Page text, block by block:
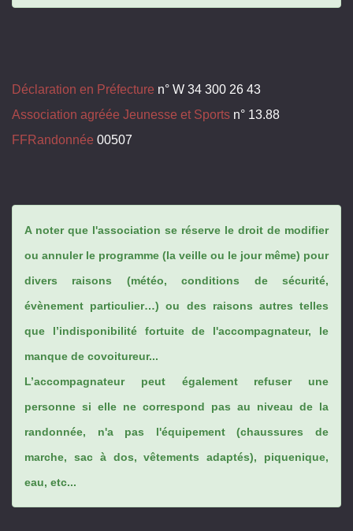
Déclaration en Préfecture n° W 34 300 26 43
Association agréée Jeunesse et Sports n° 13.88
FFRandonnée 00507
A noter que l'association se réserve le droit de modifier
ou annuler le programme (la veille ou le jour même) pour
divers raisons (météo, conditions de sécurité,
évènement particulier…) ou des raisons autres telles
que l’indisponibilité fortuite de l'accompagnateur, le
manque de covoitureur...
L’accompagnateur peut également refuser une
personne si elle ne correspond pas au niveau de la
randonnée, n'a pas l'équipement (chaussures de
marche, sac à dos, vêtements adaptés), piquenique,
eau, etc...